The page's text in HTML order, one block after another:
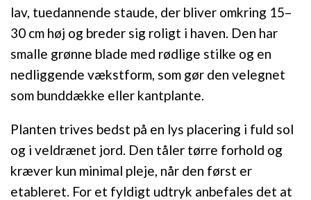
lav, tuedannende staude, der bliver omkring 15–
30 cm høj og breder sig roligt i haven. Den har
smalle grønne blade med rødlige stilke og en
nedliggende vækstform, som gør den velegnet
som bunddække eller kantplante.
Planten trives bedst på en lys placering i fuld sol
og i veldrænet jord. Den tåler tørre forhold og
kræver kun minimal pleje, når den først er
etableret. For et fyldigt udtryk anbefales det at